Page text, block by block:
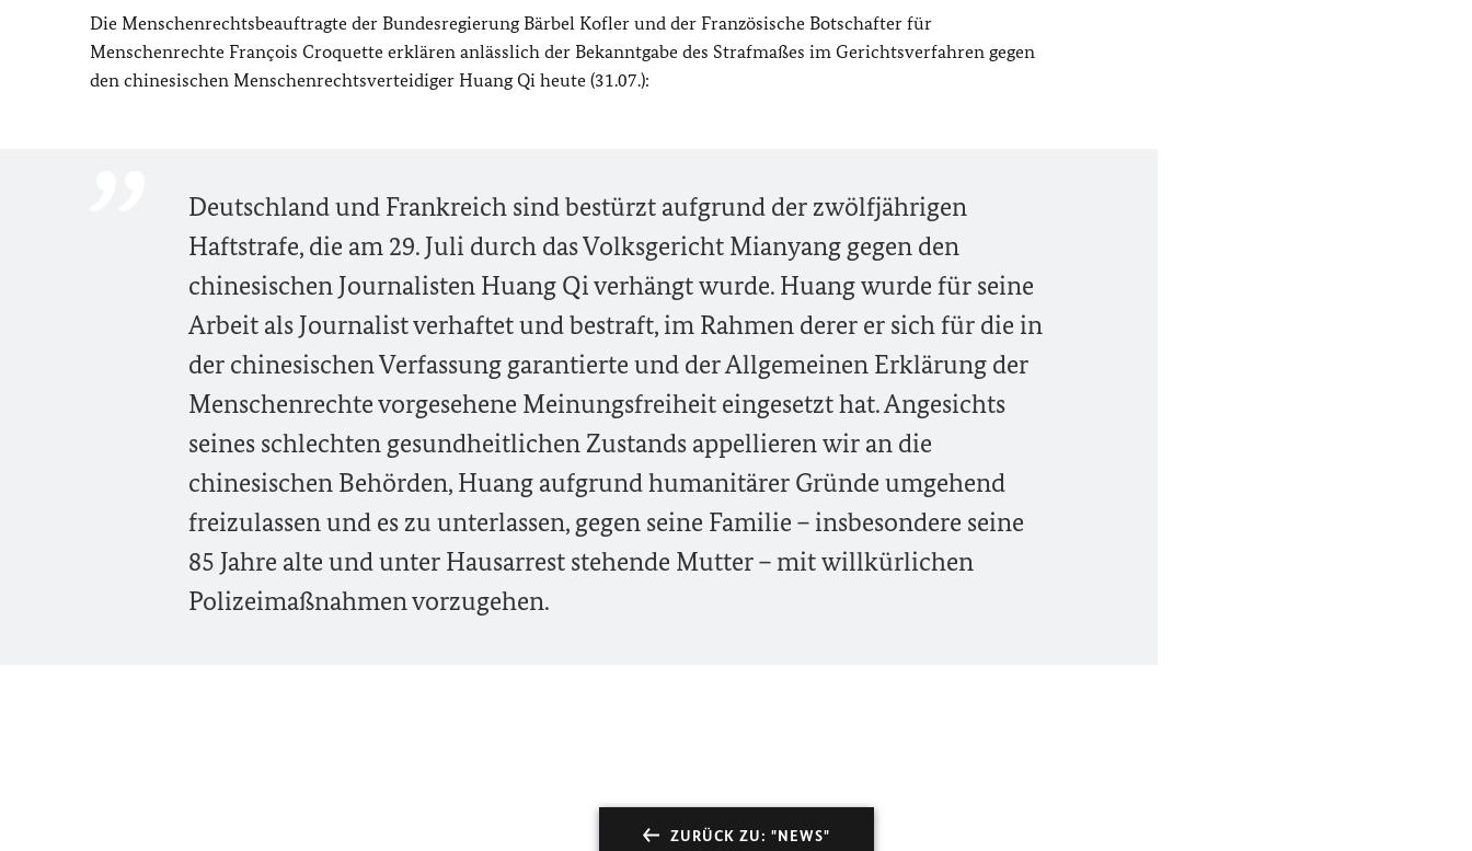
Die Menschenrechtsbeauftragte der Bundesregierung Bärbel Kofler und der Französische Botschafter für
Menschenrechte François Croquette erklären anlässlich der Bekanntgabe des Strafmaßes im Gerichtsverfahren gegen
den chinesischen Menschenrechtsverteidiger Huang Qi heute (31.07.):
Deutschland und Frankreich sind bestürzt aufgrund der zwölfjährigen
Haftstrafe, die am 29. Juli durch das Volksgericht Mianyang gegen den
chinesischen Journalisten Huang Qi verhängt wurde. Huang wurde für seine
Arbeit als Journalist verhaftet und bestraft, im Rahmen derer er sich für die in
der chinesischen Verfassung garantierte und der Allgemeinen Erklärung der
Menschenrechte vorgesehene Meinungsfreiheit eingesetzt hat. Angesichts
seines schlechten gesundheitlichen Zustands appellieren wir an die
chinesischen Behörden, Huang aufgrund humanitärer Gründe umgehend
freizulassen und es zu unterlassen, gegen seine Familie – insbesondere seine
85 Jahre alte und unter Hausarrest stehende Mutter – mit willkürlichen
Polizeimaßnahmen vorzugehen.
ZURÜCK ZU: "NEWS"